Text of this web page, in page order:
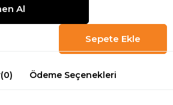
(0) Ödeme Seçenekleri